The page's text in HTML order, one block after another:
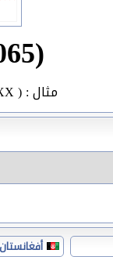
( +65XXXXXXXXX ) : مثال
أفغانستان